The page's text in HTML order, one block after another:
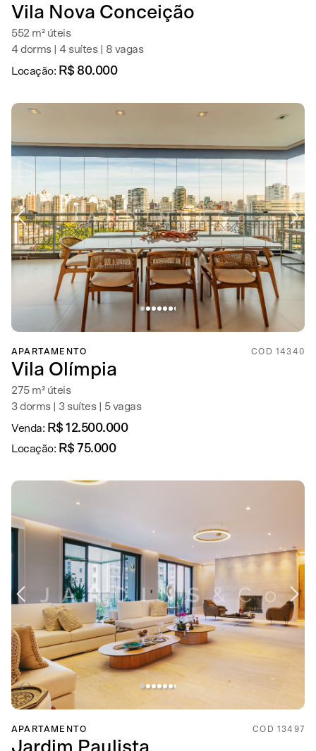
Vila Nova Conceição
552 m² úteis
4 dorms | 4 suítes | 8 vagas
Locação: R$ 80.000
APARTAMENTO COD 14340
Vila Olímpia
275 m² úteis
3 dorms | 3 suítes | 5 vagas
Venda: R$ 12.500.000
Locação: R$ 75.000
APARTAMENTO COD 13497
Jardim Paulista